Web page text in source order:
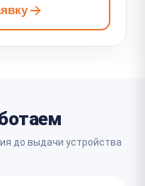
до выдачи устройства